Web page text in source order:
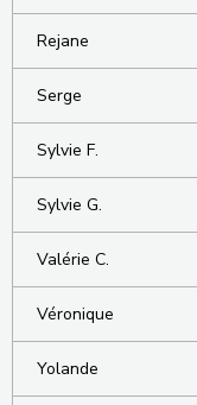
Rejane
Serge
Sylvie F.
Sylvie G.
Valérie C.
Véronique
Yolande